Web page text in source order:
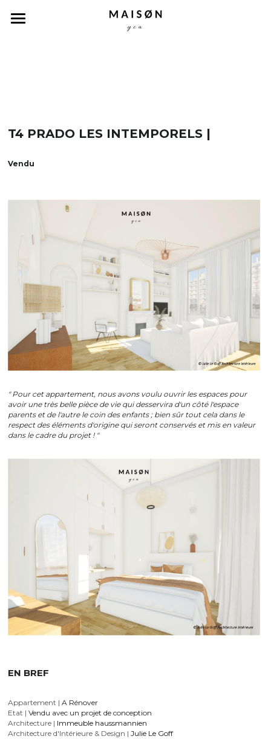
T4 PRADO LES INTEMPORELS |
Vendu
" Pour cet appartement, nous avons voulu ouvrir les espaces pour
avoir une très belle pièce de vie qui desservira d'un côté l'espace
parents et de l'autre le coin des enfants ; bien sûr tout cela dans le
respect des éléments d'origine qui seront conservés et mis en valeur
dans le cadre du projet ! "
EN BREF
Appartement | A Rénover
Etat | Vendu avec un projet de conception
Architecture | Immeuble haussmannien
Architecture d'Intérieure & Design | Julie Le Goff